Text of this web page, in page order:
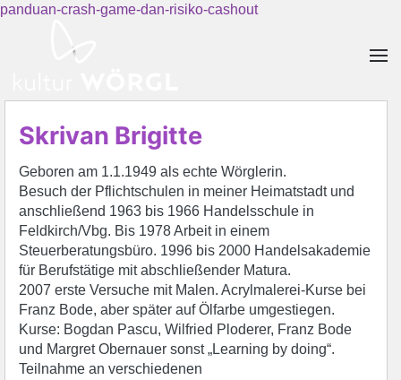
panduan-crash-game-dan-risiko-cashout
Skrivan Brigitte
Geboren am 1.1.1949 als echte Wörglerin.
Besuch der Pflichtschulen in meiner Heimatstadt und
anschließend 1963 bis 1966 Handelsschule in
Feldkirch/Vbg. Bis 1978 Arbeit in einem
Steuerberatungsbüro. 1996 bis 2000 Handelsakademie
für Berufstätige mit abschließender Matura.
2007 erste Versuche mit Malen. Acrylmalerei-Kurse bei
Franz Bode, aber später auf Ölfarbe umgestiegen.
Kurse: Bogdan Pascu, Wilfried Ploderer, Franz Bode
und Margret Obernauer sonst „Learning by doing“.
Teilnahme an verschiedenen